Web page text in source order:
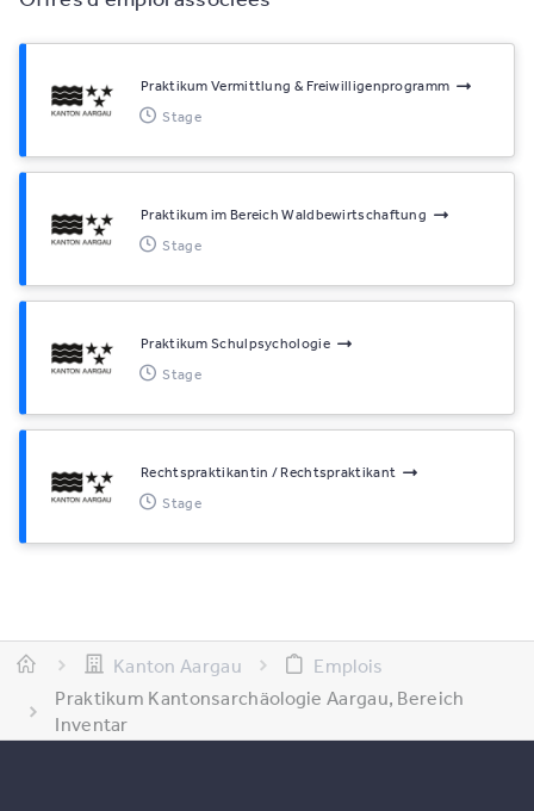
Praktikum Vermittlung & Freiwilligenprogramm
Stage
Praktikum im Bereich Waldbewirtschaftung
Stage
Praktikum Schulpsychologie
Stage
Rechtspraktikantin / Rechtspraktikant
Stage
Kanton Aargau
Emplois
Praktikum Kantonsarchäologie Aargau, Bereich
Inventar